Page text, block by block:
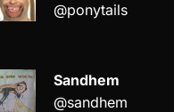
@ponytails
Sandhem
@sandhem